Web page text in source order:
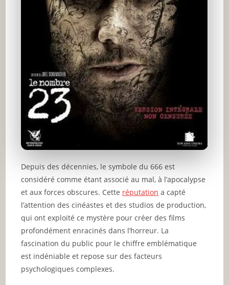
Depuis des décennies, le symbole du 666 est
considéré comme étant associé au mal, à l’apocalypse
et aux forces obscures. Cette réputation a capté
l’attention des cinéastes et des studios de production,
qui ont exploité ce mystère pour créer des films
profondément enracinés dans l’horreur. La
fascination du public pour le chiffre emblématique
est indéniable et repose sur des facteurs
psychologiques complexes.